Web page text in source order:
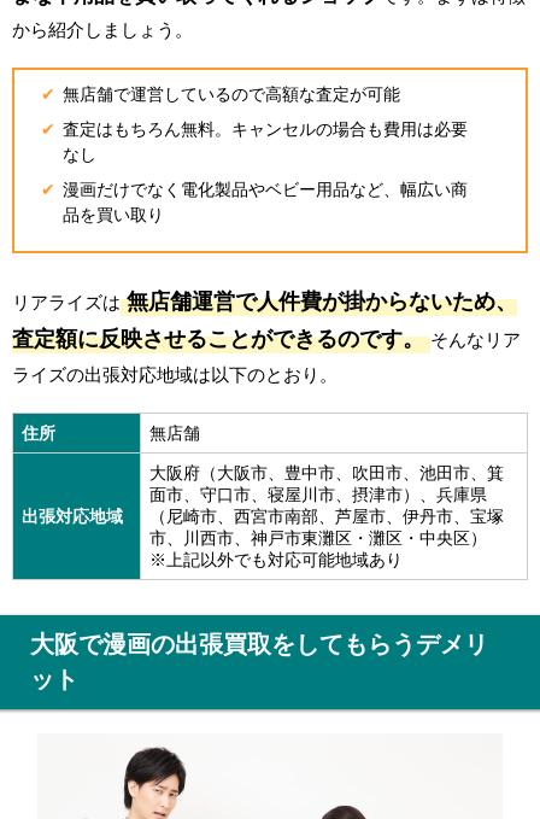
から紹介しましょう。
無店舗で運営しているので高額な査定が可能
査定はもちろん無料。キャンセルの場合も費用は必要
なし
漫画だけでなく電化製品やベビー用品など、幅広い商
品を買い取り
リアライズは 無店舗運営で人件費が掛からないため、
査定額に反映させることができるのです。 そんなリア
ライズの出張対応地域は以下のとおり。
住所 無店舗
出張対応地域
大阪府（大阪市、豊中市、吹田市、池田市、箕
面市、守口市、寝屋川市、摂津市）、兵庫県
（尼崎市、西宮市南部、芦屋市、伊丹市、宝塚
市、川西市、神戸市東灘区・灘区・中央区）
※上記以外でも対応可能地域あり
大阪で漫画の出張買取をしてもらうデメリ
ット